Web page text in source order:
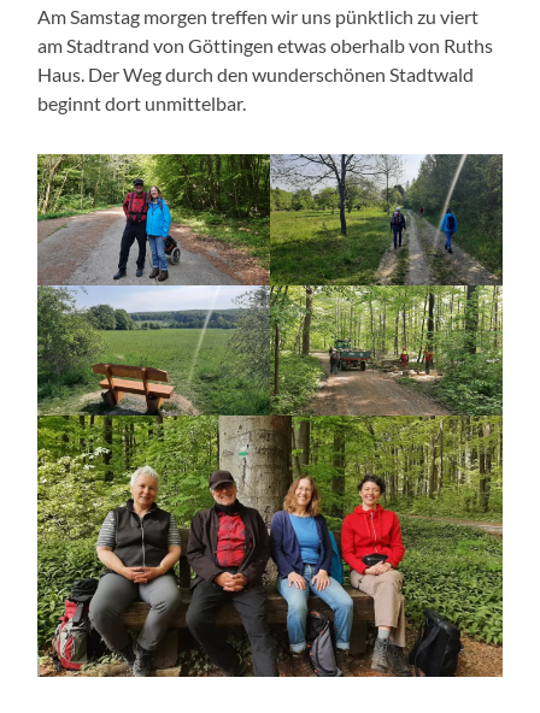
Am Samstag morgen treffen wir uns pünktlich zu viert
am Stadtrand von Göttingen etwas oberhalb von Ruths
Haus. Der Weg durch den wunderschönen Stadtwald
beginnt dort unmittelbar.